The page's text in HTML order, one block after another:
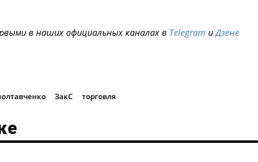
в наших официальных каналах в Telegram иДзене
ЗакС торговля